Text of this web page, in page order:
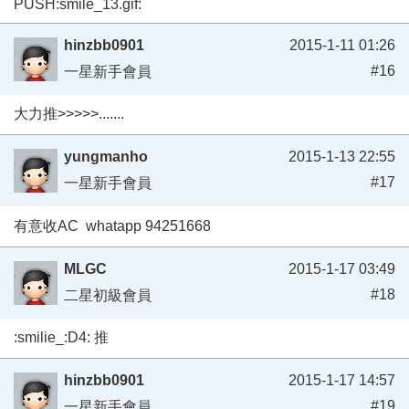
PUSH:smile_13.gif:
hinzbb0901
一星新手會員
2015-1-11 01:26
#16
大力推>>>>>.......
yungmanho
一星新手會員
2015-1-13 22:55
#17
有意收AC whatapp 94251668
MLGC
二星初級會員
2015-1-17 03:49
#18
:smilie_:D4: 推
hinzbb0901
2015-1-17 14:57